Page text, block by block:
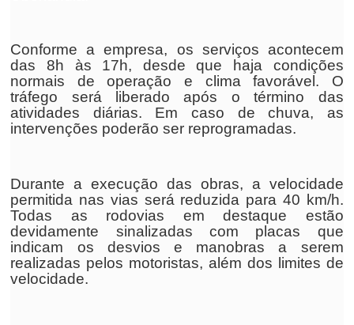
Conforme a empresa, os serviços acontecem
das 8h às 17h, desde que haja condições
normais de operação e clima favorável. O
tráfego será liberado após o término das
atividades diárias. Em caso de chuva, as
intervenções poderão ser reprogramadas.
Durante a execução das obras, a velocidade
permitida nas vias será reduzida para 40 km/h.
Todas as rodovias em destaque estão
devidamente sinalizadas com placas que
indicam os desvios e manobras a serem
realizadas pelos motoristas, além dos limites de
velocidade.